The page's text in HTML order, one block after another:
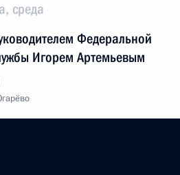
среда
Федеральной
Игорем Артемьевым